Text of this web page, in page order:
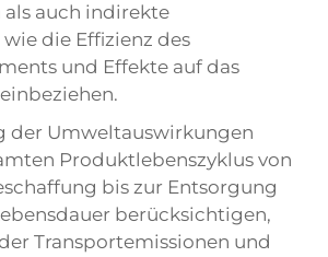
auch indirekte
die Effizienz des
und Effekte auf das
der Umweltauswirkungen
Produktlebenszyklus von
bis zur Entsorgung
berücksichtigen,
Transportemissionen und